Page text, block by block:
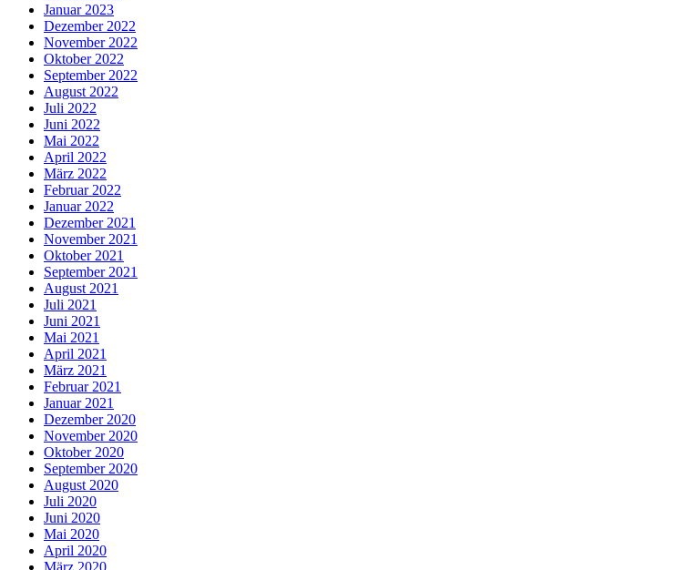
Januar 2023
Dezember 2022
November 2022
Oktober 2022
September 2022
August 2022
Juli 2022
Juni 2022
Mai 2022
April 2022
März 2022
Februar 2022
Januar 2022
Dezember 2021
November 2021
Oktober 2021
September 2021
August 2021
Juli 2021
Juni 2021
Mai 2021
April 2021
März 2021
Februar 2021
Januar 2021
Dezember 2020
November 2020
Oktober 2020
September 2020
August 2020
Juli 2020
Juni 2020
Mai 2020
April 2020